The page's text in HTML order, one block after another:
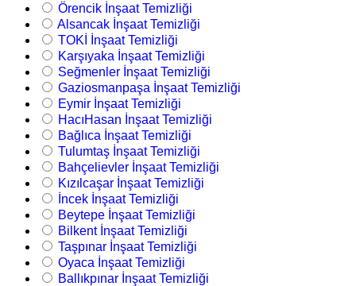
Örencik İnşaat Temizliği
Alsancak İnşaat Temizliği
TOKİ İnşaat Temizliği
Karşıyaka İnşaat Temizliği
Seğmenler İnşaat Temizliği
Gaziosmanpaşa İnşaat Temizliği
Eymir İnşaat Temizliği
HacıHasan İnşaat Temizliği
Bağlıca İnşaat Temizliği
Tulumtaş İnşaat Temizliği
Bahçelievler İnşaat Temizliği
Kızılcaşar İnşaat Temizliği
İncek İnşaat Temizliği
Beytepe İnşaat Temizliği
Bilkent İnşaat Temizliği
Taşpınar İnşaat Temizliği
Oyaca İnşaat Temizliği
Ballıkpınar İnşaat Temizliği